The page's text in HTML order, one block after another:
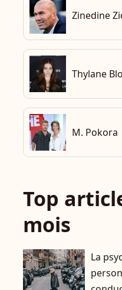
Zinedine
Thylane
M. Pokora
Top
mois
La